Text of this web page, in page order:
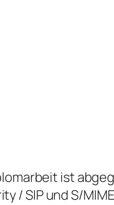
ist
/ SIP und S/